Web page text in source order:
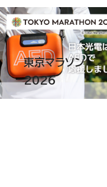
東京マラソン
2026